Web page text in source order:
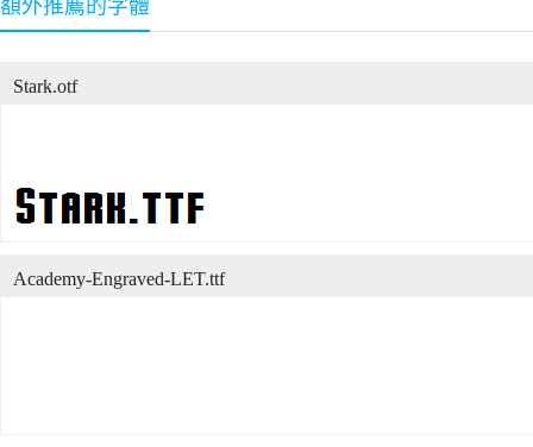
額外推薦的字體
Stark.otf
Academy-Engraved-LET.ttf